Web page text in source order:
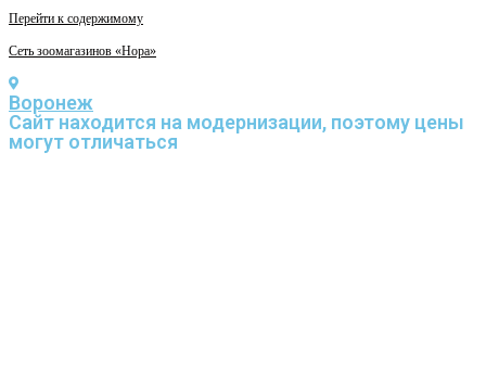
Перейти к содержимому
Сеть зоомагазинов «Нора»
Воронеж
Cайт находится на модернизации, поэтому цены
могут отличаться